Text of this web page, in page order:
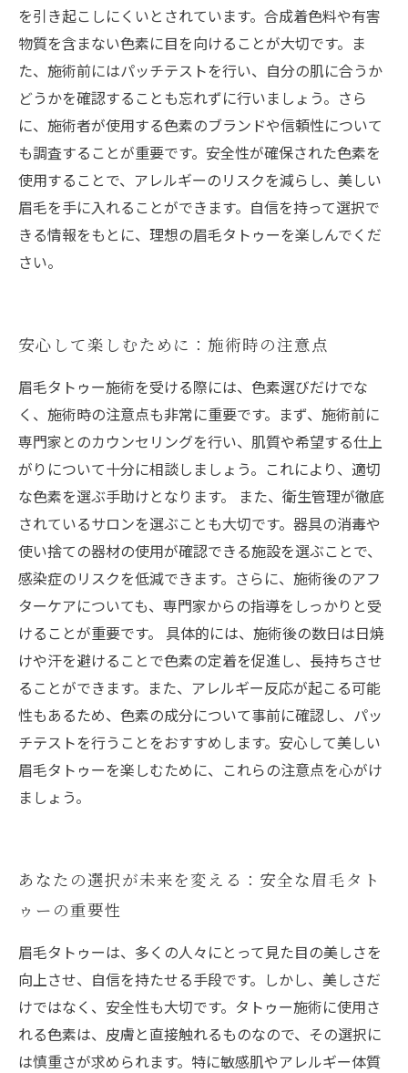
を引き起こしにくいとされています。合成着色料や有害
物質を含まない色素に目を向けることが大切です。ま
た、施術前にはパッチテストを行い、自分の肌に合うか
どうかを確認することも忘れずに行いましょう。さら
に、施術者が使用する色素のブランドや信頼性について
も調査することが重要です。安全性が確保された色素を
使用することで、アレルギーのリスクを減らし、美しい
眉毛を手に入れることができます。自信を持って選択で
きる情報をもとに、理想の眉毛タトゥーを楽しんでくだ
さい。
安心して楽しむために：施術時の注意点
眉毛タトゥー施術を受ける際には、色素選びだけでな
く、施術時の注意点も非常に重要です。まず、施術前に
専門家とのカウンセリングを行い、肌質や希望する仕上
がりについて十分に相談しましょう。これにより、適切
な色素を選ぶ手助けとなります。 また、衛生管理が徹底
されているサロンを選ぶことも大切です。器具の消毒や
使い捨ての器材の使用が確認できる施設を選ぶことで、
感染症のリスクを低減できます。さらに、施術後のアフ
ターケアについても、専門家からの指導をしっかりと受
けることが重要です。 具体的には、施術後の数日は日焼
けや汗を避けることで色素の定着を促進し、長持ちさせ
ることができます。また、アレルギー反応が起こる可能
性もあるため、色素の成分について事前に確認し、パッ
チテストを行うことをおすすめします。安心して美しい
眉毛タトゥーを楽しむために、これらの注意点を心がけ
ましょう。
あなたの選択が未来を変える：安全な眉毛タト
ゥーの重要性
眉毛タトゥーは、多くの人々にとって見た目の美しさを
向上させ、自信を持たせる手段です。しかし、美しさだ
けではなく、安全性も大切です。タトゥー施術に使用さ
れる色素は、皮膚と直接触れるものなので、その選択に
は慎重さが求められます。特に敏感肌やアレルギー体質